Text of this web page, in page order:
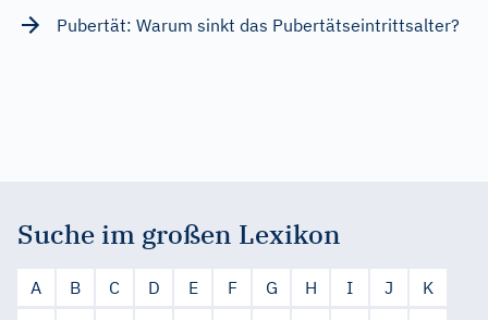
Pubertät: Warum sinkt das Pubertätseintrittsalter?
Suche im großen Lexikon
A B C D E F G H I J
K